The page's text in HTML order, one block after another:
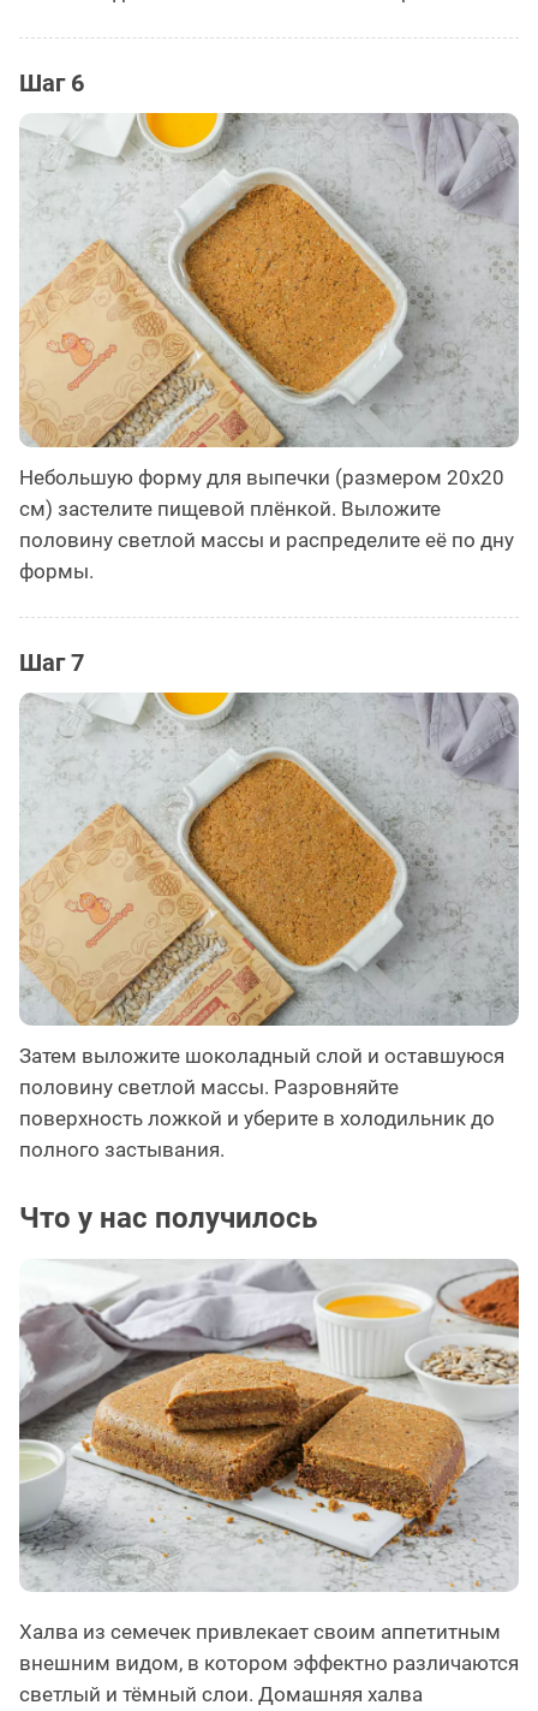
Шаг 6
Небольшую форму для выпечки (размером 20х20
см) застелите пищевой плёнкой. Выложите
половину светлой массы и распределите её по дну
формы.
Шаг 7
Затем выложите шоколадный слой и оставшуюся
половину светлой массы. Разровняйте
поверхность ложкой и уберите в холодильник до
полного застывания.
Что у нас получилось
Халва из семечек привлекает своим аппетитным
внешним видом, в котором эффектно различаются
светлый и тёмный слои. Домашняя халва